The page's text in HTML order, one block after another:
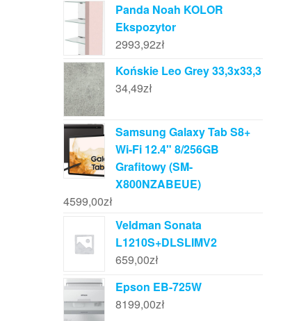
Panda Noah KOLOR
Ekspozytor
2993,92zł
Końskie Leo Grey 33,3x33,3
34,49zł
Samsung Galaxy Tab S8+
Wi-Fi 12.4" 8/256GB
Grafitowy (SM-
X800NZABEUE)
4599,00zł
Veldman Sonata
L1210S+DLSLIMV2
659,00zł
Epson EB-725W
8199,00zł